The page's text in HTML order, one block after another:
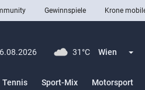
Gewinnspiele Krone
31°C Wien
Tennis
Sport-Mix Motorsport